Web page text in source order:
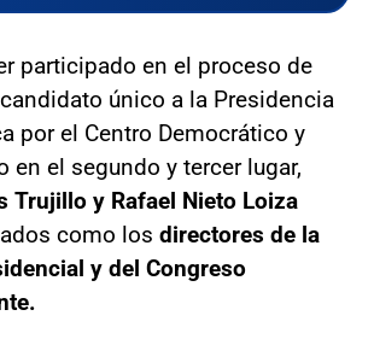
participado en el proceso de
único a la Presidencia
por el Centro Democrático y
en el segundo y tercer lugar,
Trujillo y Rafael Nieto Loiza
como los directores de la
y del Congreso